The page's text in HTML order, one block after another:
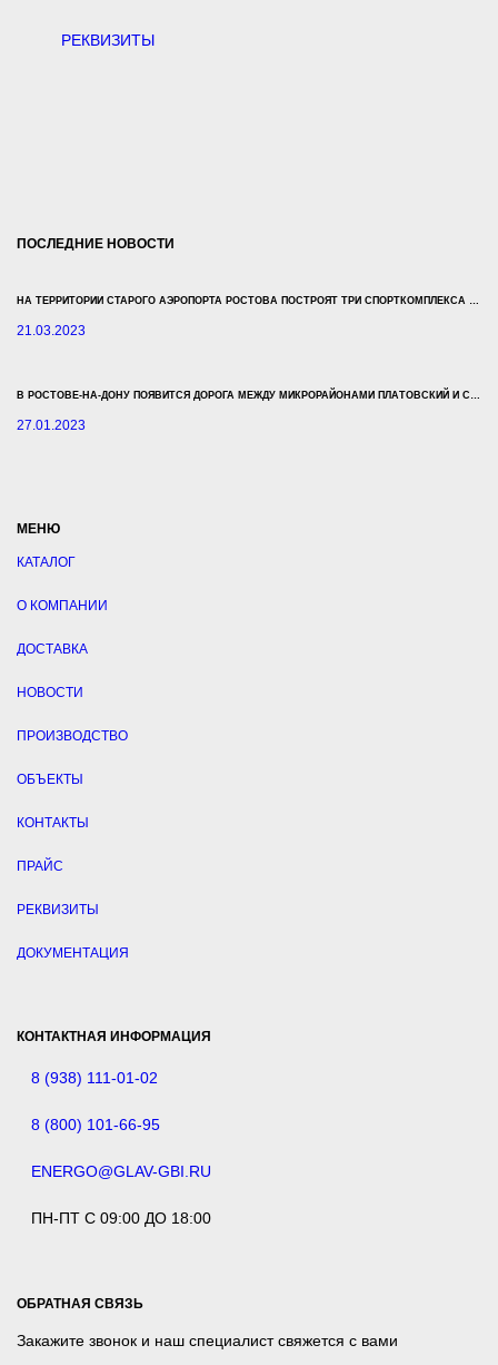
РЕКВИЗИТЫ
ПОСЛЕДНИЕ НОВОСТИ
21.03.2023
27.01.2023
МЕНЮ
КАТАЛОГ
О КОМПАНИИ
ДОСТАВКА
НОВОСТИ
ПРОИЗВОДСТВО
ОБЪЕКТЫ
КОНТАКТЫ
ПРАЙС
РЕКВИЗИТЫ
ДОКУМЕНТАЦИЯ
КОНТАКТНАЯ ИНФОРМАЦИЯ
8 (938) 111-01-02
8 (800) 101-66-95
ENERGO@GLAV-GBI.RU
ПН-ПТ С 09:00 ДО 18:00
ОБРАТНАЯ СВЯЗЬ
Закажите звонок и наш специалист свяжется с вами